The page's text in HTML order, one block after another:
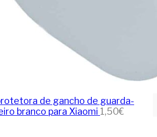
de gancho de guarda-
branco para Xiaomi 1,50€